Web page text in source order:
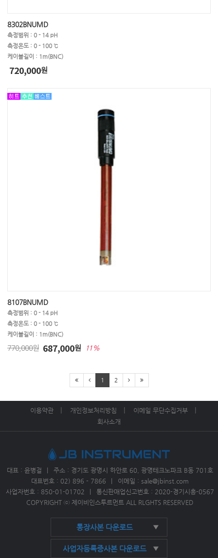
8302BNUMD
측정범위 : 0 - 14 pH
측정온도 : 0 - 100 ℃
케이블길이 : 1m(BNC)
720,000원
8107BNUMD
측정범위 : 0 - 14 pH
측정온도 : 0 - 100 ℃
케이블길이 : 1m(BNC)
770,000원 687,000원 11%
1 2
이용약관 개인정보처리방침
이메일 무단수집거부
회사소개
대표 : 윤병걸
주소 : 경기도 광명시 하안로 60, 광명테크노파크 B동 701호
대표번호 : 02) 896 - 7866
이메일 : sale@jbinst.com
사업자번호 : 850-01-01702
통신판매업신고번호 : 2020-경기시흥-0567
COPYRIGHT ⓒ 제이비인스투르먼트 ALL RLGHTS RESERVED
통장사본 다운로드 ▼
사업자등록증사본 다운로드 ▼